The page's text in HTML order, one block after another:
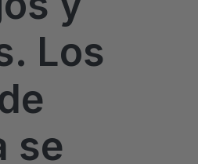
Los
se